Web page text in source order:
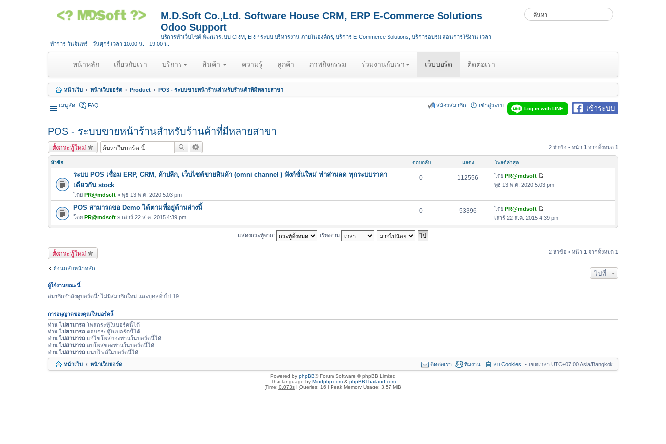
M.D.Soft Co.,Ltd. Software House CRM, ERP E-Commerce Solutions
Odoo Support
บริการทำเว็บไซต์ พัฒนาระบบ CRM, ERP ระบบ บริหารงาน ภายในองค์กร, บริการ E-Commerce Solutions, บริการอบรม สอนการใช้งาน เวลา
ทำการ วันจันทร์ - วันศุกร์ เวลา 10.00 น. - 19.00 น.
หน้าหลัก(
u
r
t
)
เกี่ยวกับเรา บริการ สินค้า ความรู้ ลูกค้า ภาพกิจกรรม ร่วมงานกับเรา เว็บบอร์ด ติดต่อเรา
หน้าเว็บ หน้าเว็บบอร์ด Product POS - ระบบขายหน้าร้านสำหรับร้านค้าที่มีหลายสาขา
เมนูลัด เข้าระบบ
Log in with LINE
FAQ เข้าสู่ระบบ
สมัครสมาชิก
POS - ระบบขายหน้าร้านสำหรับร้านค้าที่มีหลายสาขา
ตั้งกระทู้ใหม่ 2 หัวข้อ • หน้า 1 จากทั้งหมด 1
หัวข้อ ตอบกลับ แสดง โพสต์ล่าสุด
ระบบ POS เชื่อม ERP, CRM, ค้าปลีก, เว็บไซต์ขายสินค้า (omni channel ) ฟังก์ชั่นใหม่ ทำส่วนลด ทุกระบบราคา
เดียวกัน stock
โดย PR@mdsoft » พุธ 13 พ.ค. 2020 5:03 pm
0 112556 โดย PR@mdsoft
ดู
อ
ว
า
ล่
พุธ 13 พ.ค. 2020 5:03 pm
POS สามารถขอ Demo ได้ตามที่อยู่ด้านล่างนี้
โดย PR@mdsoft » เสาร์ 22 ส.ค. 2015 4:39 pm
0 53396 โดย PR@mdsoft
ดู
ข้
เสาร์ 22 ส.ค. 2015 4:39 pm
แสดงกระทู้จาก: เรียงตาม
ตั้งกระทู้ใหม่ 2 หัวข้อ • หน้า 1 จากทั้งหมด 1
ย้อนกลับหน้าหลัก
ไปที่
ผู้ใช้งานขณะนี้
สมาชิกกำลังดูบอร์ดนี้: ไม่มีสมาชิกใหม่ และบุคลทั่วไป 19
การอนุญาตของคุณในบอร์ดนี้
ท่านไม่สามารถ โพสกระทู้ในบอร์ดนี้ได้
ท่านไม่สามารถ ตอบกระทู้ในบอร์ดนี้ได้
ท่านไม่สามารถ แก้ไขโพสของท่านในบอร์ดนี้ได้
ท่านไม่สามารถ ลบโพสของท่านในบอร์ดนี้ได้
ท่านไม่สามารถ แนบไฟล์ในบอร์ดนี้ได้
หน้าเว็บ
หน้าเว็บบอร์ด เขตเวลา UTC+07:00 Asia/Bangkok
ลบ Cookies
ทีมงาน
ติดต่อเรา
Powered by phpBB® Forum Software © phpBB Limited
Thai language by Mindphp.com& phpBBThailand.com
Time: 0.073s| Queries: 16 | Peak Memory Usage: 3.57 MiB